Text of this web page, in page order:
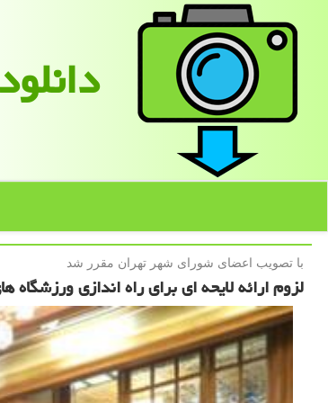
با تصویب اعضای شورای شهر تهران مقرر شد
لزوم ارائه لایحه ای برای راه اندازی